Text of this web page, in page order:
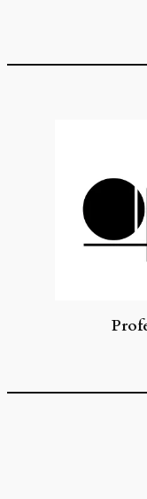
turinio